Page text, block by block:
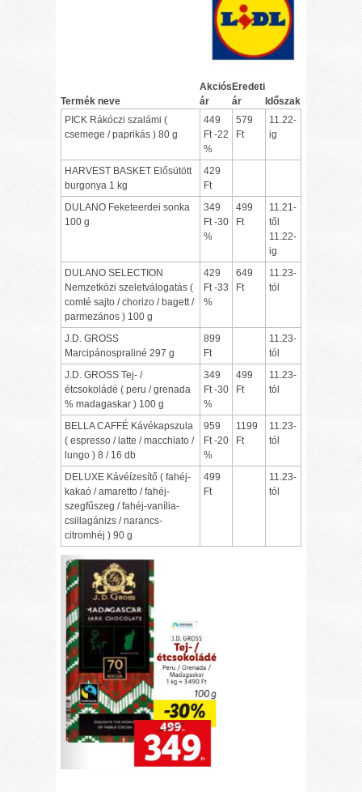
Termék neve
Akciós
ár
Eredeti
ár
Időszak
PICK Rákóczi szalámi (
csemege / paprikás ) 80 g
449
Ft -22
%
579
Ft
11.22-
ig
HARVEST BASKET Elősütött
burgonya 1 kg
429
Ft
DULANO Feketeerdei sonka
100 g
349
Ft -30
%
499
Ft
11.21-
től
11.22-
ig
DULANO SELECTION
Nemzetközi szeletválogatás (
comté sajto / chorizo / bagett /
parmezános ) 100 g
429
Ft -33
%
649
Ft
11.23-
tól
J.D. GROSS
Marcipánospraliné 297 g
899
Ft
11.23-
tól
J.D. GROSS Tej- /
étcsokoládé ( peru / grenada
% madagaskar ) 100 g
349
Ft -30
%
499
Ft
11.23-
tól
BELLA CAFFÉ Kávékapszula
( espresso / latte / macchiato /
lungo ) 8 / 16 db
959
Ft -20
%
1199
Ft
11.23-
tól
DELUXE Kávéízesítő ( fahéj-
kakaó / amaretto / fahéj-
szegfűszeg / fahéj-vanília-
csillagánizs / narancs-
citromhéj ) 90 g
499
Ft
11.23-
tól